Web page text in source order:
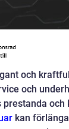
och
och
och
kan